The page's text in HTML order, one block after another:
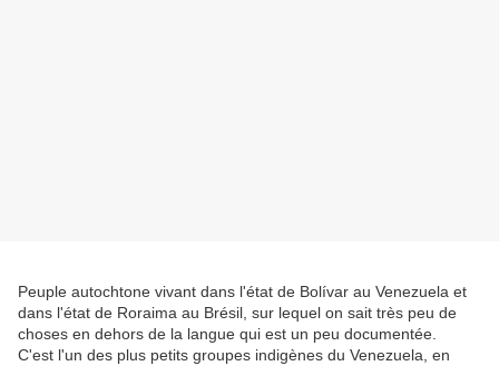
Peuple autochtone vivant dans l'état de Bolívar au Venezuela et
dans l'état de Roraima au Brésil, sur lequel on sait très peu de
choses en dehors de la langue qui est un peu documentée.
C'est l'un des plus petits groupes indigènes du Venezuela, en